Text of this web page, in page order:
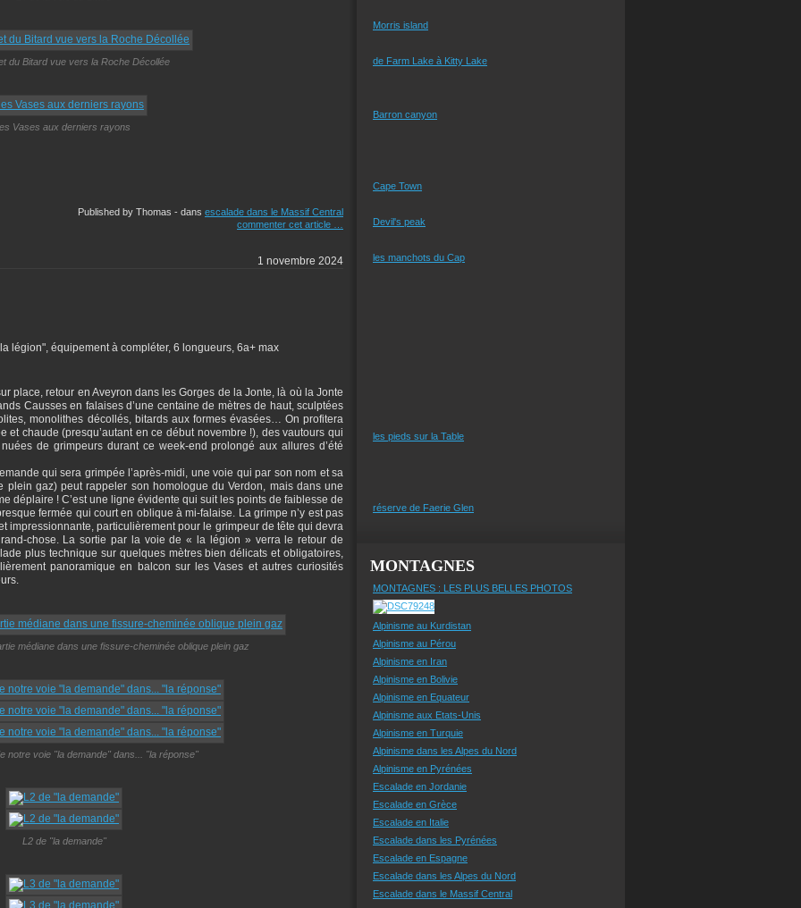
du Bitard vue vers la Roche Décollée
Vases aux derniers rayons
Published by Thomas - dans escalade dans le Massif Central
commenter cet article
1 novembre 2024
légion", équipement à compléter, 6 longueurs, 6a+ max
place, retour en Aveyron dans les Gorges de la Jonte, là où la Jonte
Causses en falaises d’une centaine de mètres de haut, sculptées
monolithes décollés, bitards aux formes évasées… On profitera
et chaude (presqu’autant en ce début novembre !), des vautours qui
de grimpeurs durant ce week-end prolongé aux allures d’été
qui sera grimpée l’après-midi, une voie qui par son nom et sa
gaz) peut rappeler son homologue du Verdon, mais dans une
déplaire ! C’est une ligne évidente qui suit les points de faiblesse de
fermée qui court en oblique à mi-falaise. La grimpe n’y est pas
impressionnante, particulièrement pour le grimpeur de tête qui devra
chose. La sortie par la voie de « la légion » verra le retour de
plus technique sur quelques mètres bien délicats et obligatoires,
panoramique en balcon sur les Vases et autres curiosités
médiane dans une fissure-cheminée oblique plein gaz
notre voie "la demande" dans... "la réponse"
L2 de "la demande"
Morris island
de Farm Lake à Kitty Lake
Barron canyon
Cape Town
Devil's peak
les manchots du Cap
les pieds sur la Table
réserve de Faerie Glen
MONTAGNES
MONTAGNES : LES PLUS BELLES PHOTOS
Alpinisme au Kurdistan
Alpinisme au Pérou
Alpinisme en Iran
Alpinisme en Bolivie
Alpinisme en Equateur
Alpinisme aux Etats-Unis
Alpinisme en Turquie
Alpinisme dans les Alpes du Nord
Alpinisme en Pyrénées
Escalade en Jordanie
Escalade en Grèce
Escalade en Italie
Escalade dans les Pyrénées
Escalade en Espagne
Escalade dans les Alpes du Nord
Escalade dans le Massif Central